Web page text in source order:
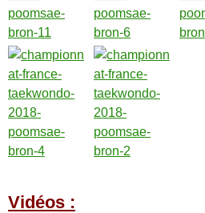
Vidéos :